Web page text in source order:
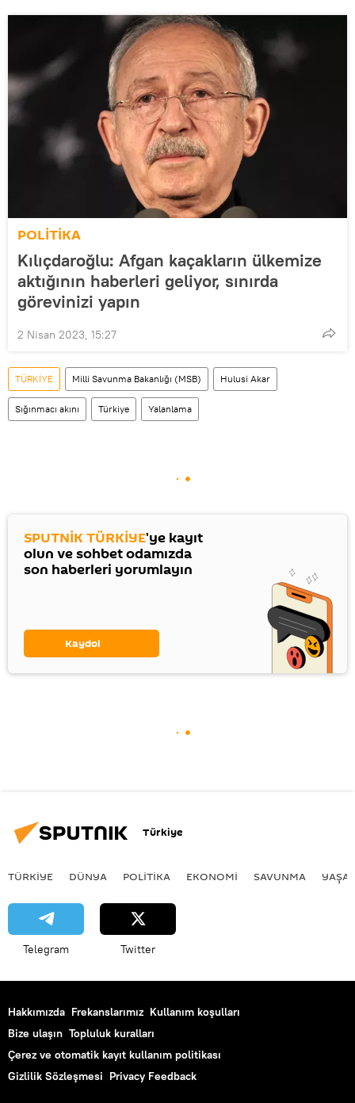
POLİTİKA
Kılıçdaroğlu: Afgan kaçakların ülkemize
aktığının haberleri geliyor, sınırda
görevinizi yapın
2 Nisan 2023, 15:27
TÜRKİYE Milli Savunma Bakanlığı (MSB) Hulusi Akar
Sığınmacı akını Türkiye Yalanlama
SPUTNİK TÜRKİYE'ye kayıt
olun ve sohbet odamızda
son haberleri yorumlayın
Kaydol
Türkiye
TÜRKIYE DÜNYA POLİTİKA EKONOMİ SAVUNMA
Telegram Twitter
Hakkımızda Frekanslarımız Kullanım koşulları
Bize ulaşın Topluluk kuralları
Çerez ve otomatik kayıt kullanım politikası
Gizlilik Sözleşmesi Privacy Feedback